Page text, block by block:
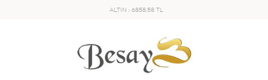
ALTIN : 6858.58 TL